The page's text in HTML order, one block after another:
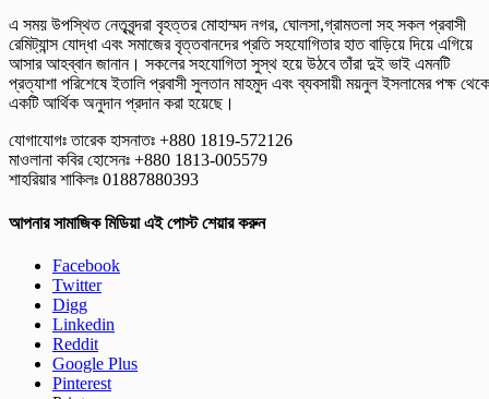
এ সময় উপস্থিত নেতৃবৃন্দরা বৃহত্তর মোহাম্মদ নগর, ঘোলসা,গ্রামতলা সহ সকল প্রবাসী
রেমিট্যান্স যোদ্ধা এবং সমাজের বৃত্তবানদের প্রতি সহযোগিতার হাত বাড়িয়ে দিয়ে এগিয়ে
আসার আহব্বান জানান। সকলের সহযোগিতা সুস্থ হয়ে উঠবে তাঁরা দুই ভাই এমনটি
প্রত্যাশা পরিশেষে ইতালি প্রবাসী সুলতান মাহমুদ এবং ব্যবসায়ী ময়নুল ইসলামের পক্ষ থেকে
একটি আর্থিক অনুদান প্রদান করা হয়েছে।
যোগাযোগঃ তারেক হাসনাতঃ +880 1819-572126
মাওলানা কবির হোসেনঃ +880 1813-005579
শাহরিয়ার শাকিলঃ 01887880393
আপনার সামাজিক মিডিয়া এই পোস্ট শেয়ার করুন
Facebook
Twitter
Digg
Linkedin
Reddit
Google Plus
Pinterest